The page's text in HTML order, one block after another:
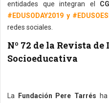
entidades que integran el
#EDUSODAY2019 y
redes sociales.
Nº 72 de la Revista
Socioeducativa
La Fundación Pere Tarrés